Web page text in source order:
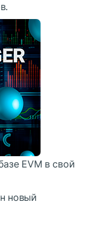
EVM в свой
новый